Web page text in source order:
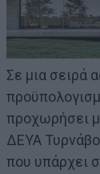
Σε μια σειρά
προχωρήσει
ΔΕΥΑ
που υπάρχει